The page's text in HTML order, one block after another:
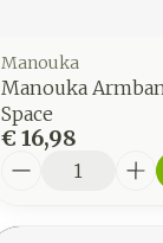
Manouka
Manouka
Space
€ 16,98